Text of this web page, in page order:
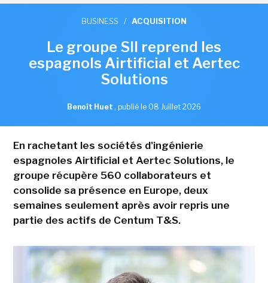
BUSINESS / ACQUISITION
Le groupe SII reprend les
espagnols Airtificial et Aertec
Solutions
Benoît Huet , publié le 08 Juillet 2026
En rachetant les sociétés d'ingénierie
espagnoles Airtificial et Aertec Solutions, le
groupe récupère 560 collaborateurs et
consolide sa présence en Europe, deux
semaines seulement après avoir repris une
partie des actifs de Centum T&S.